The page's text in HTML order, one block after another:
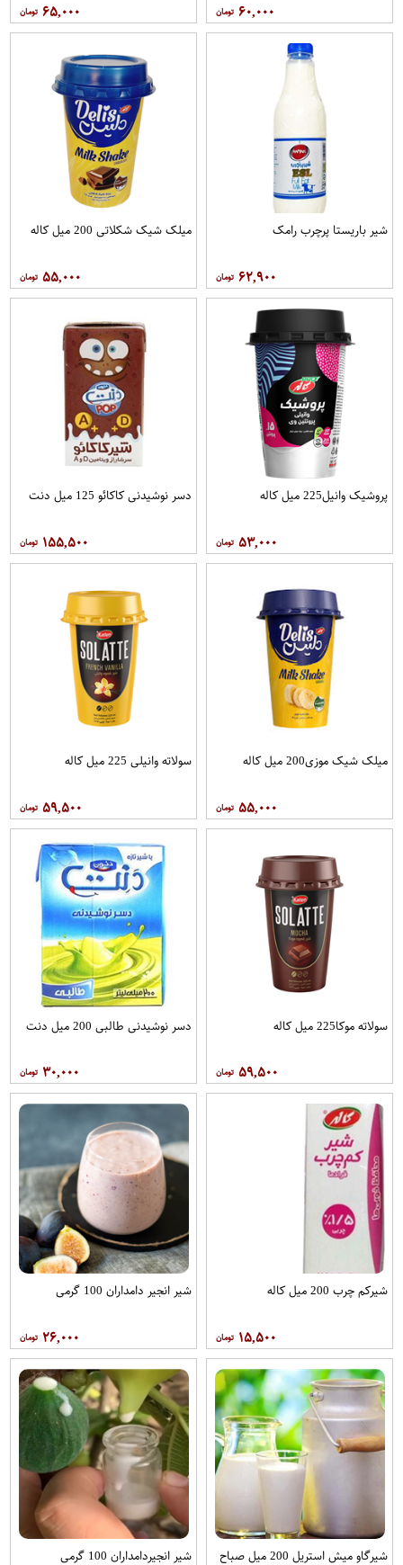
۶۰,۰۰۰ ۶۵,۰۰۰
شیر باریستا پرچرب رامک
۶۲,۹۰۰
میلک شیک شکلاتی 200 میل کاله
۵۵,۰۰۰
پروشیک وانیل225 میل کاله
۵۳,۰۰۰
دسر نوشیدنی کاکائو 125 میل دنت
۱۵۵,۵۰۰
میلک شیک موزی200 میل کاله
۵۵,۰۰۰
سولاته وانیلی 225 میل کاله
۵۹,۵۰۰
سولاته موکا225 میل کاله
۵۹,۵۰۰
دسر نوشیدنی طالبی 200 میل دنت
۳۰,۰۰۰
شیرکم چرب 200 میل کاله
۱۵,۵۰۰
شیر انجیر دامداران 100 گرمی
۲۶,۰۰۰
شیرگاو میش استریل 200 میل صباح شیر انجیردامداران 100 گرمی